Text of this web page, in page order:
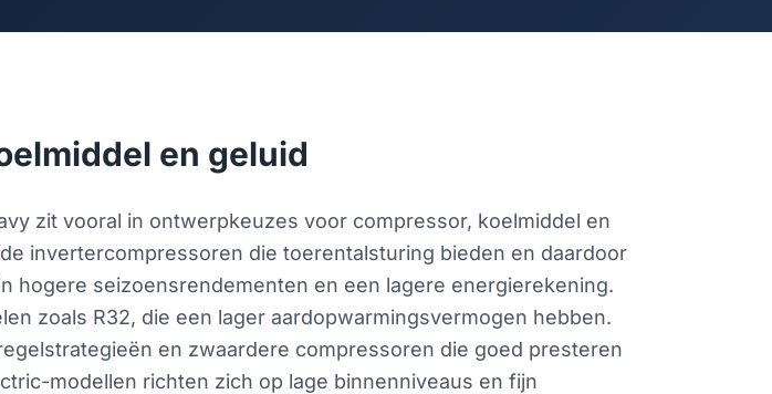
en geluid
zit vooral in ontwerpkeuzes voor compressor, koelmiddel en
invertercompressoren die toerentalsturing bieden en daardoor
hogere seizoensrendementen en een lagere energierekening.
zoals R32, die een lager aardopwarmingsvermogen hebben.
en zwaardere compressoren die goed presteren
modellen richten zich op lage binnenniveaus en fijn